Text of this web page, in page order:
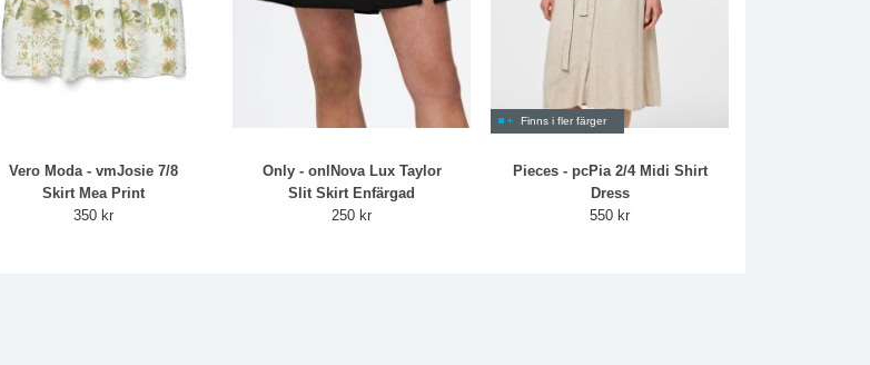
Vero Moda - vmJosie 7/8
Skirt Mea Print
350 kr
Only - onlNova Lux Taylor
Slit Skirt Enfärgad
250 kr
Finns i fler färger
Pieces - pcPia 2/4 Midi Shirt
Dress
550 kr